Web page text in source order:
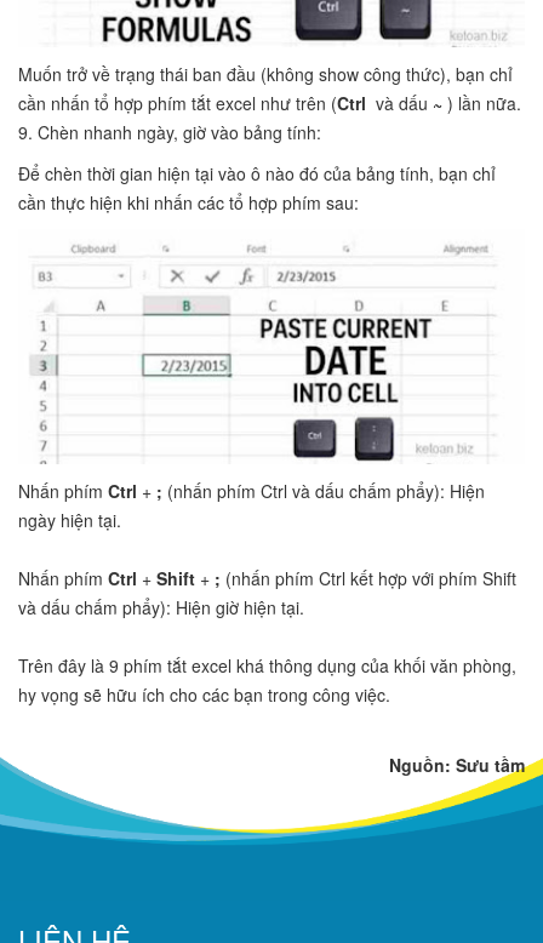
Muốn trở về trạng thái ban đầu (không show công thức), bạn chỉ
cần nhấn tổ hợp phím tắt excel như trên (Ctrl và dấu ~ ) lần nữa.
9. Chèn nhanh ngày, giờ vào bảng tính:
Để chèn thời gian hiện tại vào ô nào đó của bảng tính, bạn chỉ
cần thực hiện khi nhấn các tổ hợp phím sau:
Nhấn phím Ctrl + ; (nhấn phím Ctrl và dấu chấm phẩy): Hiện
ngày hiện tại.
Nhấn phím Ctrl + Shift + ; (nhấn phím Ctrl kết hợp với phím Shift
và dấu chấm phẩy): Hiện giờ hiện tại.
Trên đây là 9 phím tắt excel khá thông dụng của khối văn phòng,
hy vọng sẽ hữu ích cho các bạn trong công việc.
Nguồn: Sưu tầm